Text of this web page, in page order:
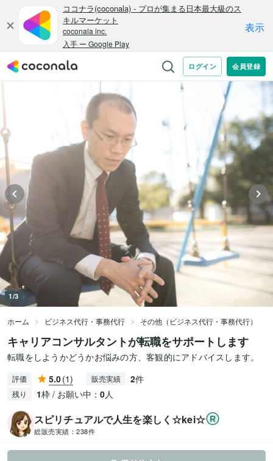
1/3
ホーム ビジネス代行・事務代行 その他（ビジネス代行・事務代行）
キャリアコンサルタントが転職をサポートします
転職をしようかどうかお悩みの方、客観的にアドバイスします。
評価 5.0(1) 販売実績 2件
残り 1枠 / お願い中： 0人
スピリチュアルで人生を楽しく☆kei☆
総販売実績： 238件